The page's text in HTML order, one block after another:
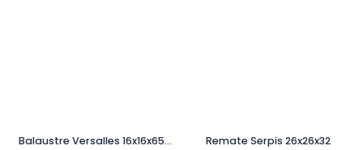
Balaustre Versalles 16x16x65 cm Remate Serpis 26x26x32